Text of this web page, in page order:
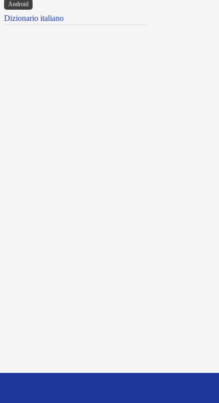
Android
Dizionario italiano